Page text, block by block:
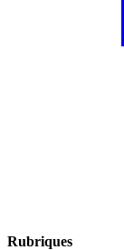
Rubriques